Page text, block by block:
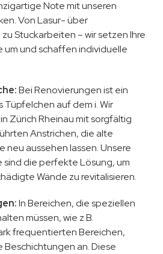
Note mit unseren
Von Lasur- über
Stuckarbeiten – wir setzen Ihre
um und schaffen individuelle
Bei Renovierungen ist ein
Tüpfelchen auf dem i. Wir
Zürich Rheinau mit sorgfältig
Anstrichen, die alte
neu aussehen lassen. Unsere
sind die perfekte Lösung, um
Wände zu revitalisieren.
In Bereichen, die speziellen
müssen, wie z.B.
frequentierten Bereichen,
an. Diese